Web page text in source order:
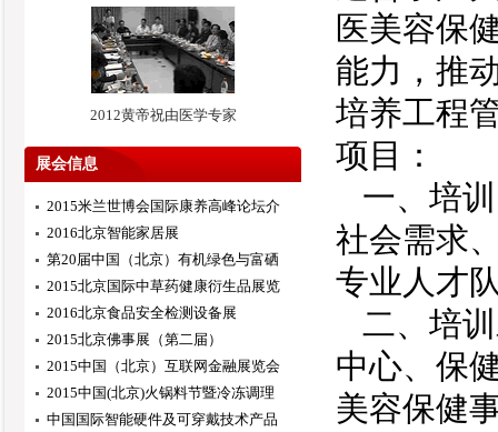
2012黄帝祝由医学专家
展会信息
2015米兰世博会国际康养高峰论坛介
2016北京智能家居展
第20届中国（北京）有机绿色与富硒
2015北京国际中草药健康衍生品展览
2016北京食品安全检测设备展
2015北京佛事展（第二届）
2015中国（北京）互联网金融展览会
2015中国(北京)火锅料节暨冷冻调理
中国国际智能硬件及可穿戴技术产品
医美容保
能力，推
培养工程
项目：
一、培
社会需求
专业人才
二、培
中心、保
美容保健